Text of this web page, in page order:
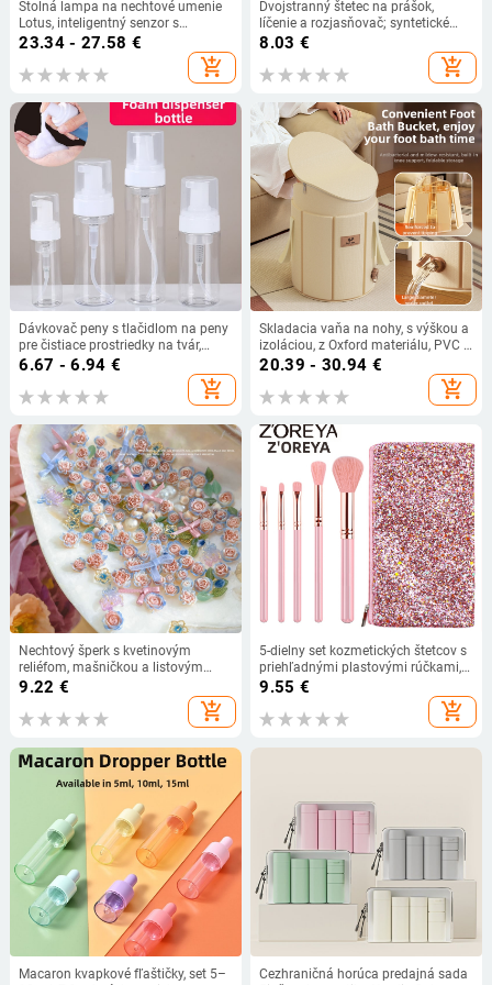
Stolná lampa na nechtové umenie
Lotus, inteligentný senzor s
displejom, UV vytvrdzovacia lampa,
rýchloschnúca lampa na pečenie
nechtov
23.34 - 27.58 €
add_shopping_cart
Dvojstranný štetec na prášok,
líčenie a rozjasňovač; syntetické
vlákna; plastová rúčka; kompaktný
a prenosný; balené v krabičke.
8.03 €
add_shopping_cart
Dávkovač peny s tlačidlom na peny
pre čistiace prostriedky na tvár,
šampón a krém na ruky (fúvovaná
kartónové balenie; Pôvod: Čína)
6.67 - 6.94 €
add_shopping_cart
Skladacia vaňa na nohy, s výškou a
izoláciou, z Oxford materiálu, PVC a
izolačnej dosky, na namáčanie nôh
20.39 - 30.94 €
add_shopping_cart
Nechtový šperk s kvetinovým
reliéfom, mašničkou a listovým
motívom | živica s trblietkami, séria
9.22 €
add_shopping_cart
5-dielny set kozmetických štetcov s
priehľadnými plastovými rúčkami,
štetiny nylonové/mimovláknové,
prenosný, s puzdrom; obsahuje
štetce na očné tiene, linku, pery,
9.55 €
add_shopping_cart
Macaron kvapkové fľaštičky, set 5–
Cezhraničná horúca predajná sada